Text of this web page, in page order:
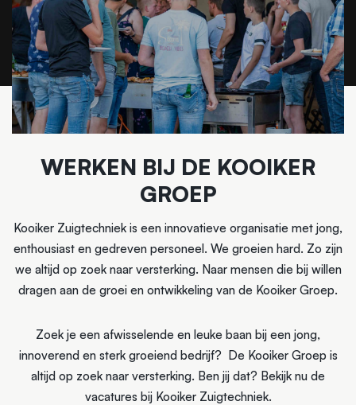
Over Kooiker
Werken bij
Contact
WERKEN BIJ DE KOOIKER
GROEP
Kooiker Zuigtechniek is een innovatieve organisatie met jong,
enthousiast en gedreven personeel. We groeien hard. Zo zijn
we altijd op zoek naar versterking. Naar mensen die bij willen
dragen aan de groei en ontwikkeling van de Kooiker Groep.
Zoek je een afwisselende en leuke baan bij een jong,
innoverend en sterk groeiend bedrijf? De Kooiker Groep is
altijd op zoek naar versterking. Ben jij dat? Bekijk nu de
vacatures bij Kooiker Zuigtechniek.